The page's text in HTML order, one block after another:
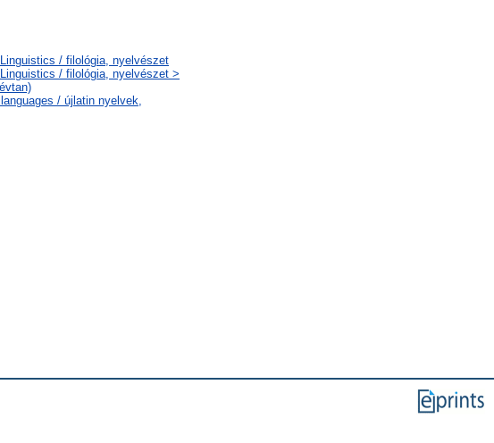
/ filológia, nyelvészet
/ filológia, nyelvészet >
/ újlatin nyelvek,